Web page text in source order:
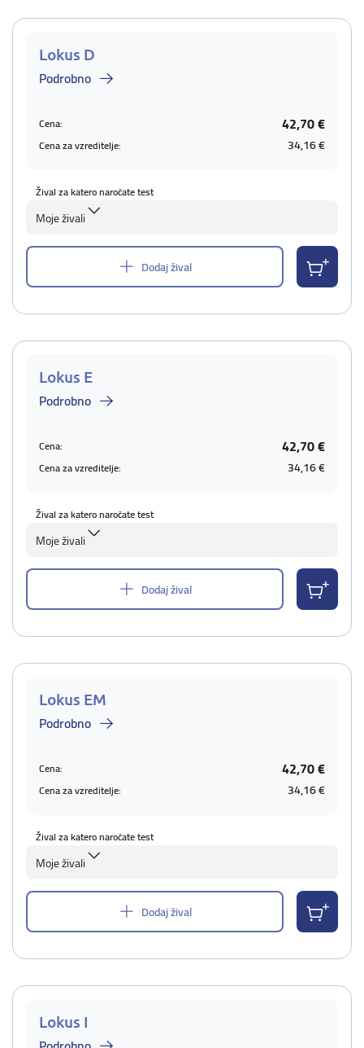
Lokus D
Podrobno
Cena: 42,70 €
Cena za vzreditelje: 34,16 €
Žival za katero naročate test
Moje živali
Dodaj žival
Lokus E
Podrobno
Cena: 42,70 €
Cena za vzreditelje: 34,16 €
Žival za katero naročate test
Moje živali
Dodaj žival
Lokus EM
Podrobno
Cena: 42,70 €
Cena za vzreditelje: 34,16 €
Žival za katero naročate test
Moje živali
Dodaj žival
Lokus I